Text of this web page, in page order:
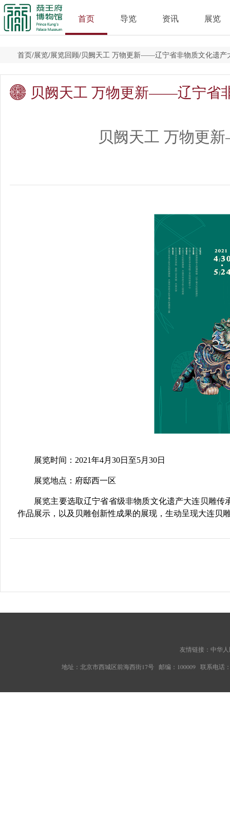
首页 导览 资讯 展览
首页/展览/展览回顾/贝阙天工 万物更新——辽宁省非物质文化遗产
贝阙天工 万物更新——辽宁省
贝阙天工 万物更
展览时间：2021年4月30日至5月30日
展览地点：府邸西一区
展览主要选取辽宁省省级非物质文化遗产大连贝雕
作品展示，以及贝雕创新性成果的展现，生动呈现大连贝
友情链接： 中华
地址：北京市西城区前海西街17号 邮编：100009 联系电话